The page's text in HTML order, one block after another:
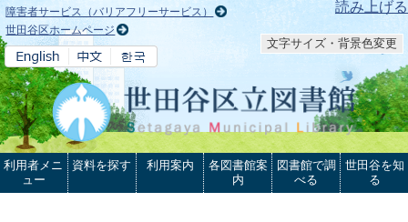
本文へ 読み上げる
障害者サービス（バリアフリーサービス）
世田谷区ホームページ
文字サイズ・背景色変更
利用者メニ
ュー
資料を探す 利用案内
各図書館案
内
図書館で調
べる
世田谷を知
る